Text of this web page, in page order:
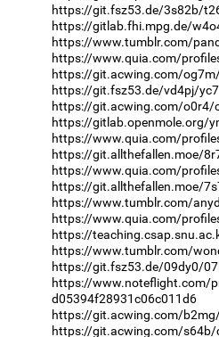
https://git.fsz53.de/3s82b/
https://gitlab.fhi.mpg.de/
https://www.tumblr.com/
https://www.quia.com/
https://git.acwing.com/
https://git.fsz53.de/vd4pj/
https://git.acwing.com/o0r4/
https://gitlab.openmole.org/
https://www.quia.com/
https://git.allthefallen.moe/
https://www.quia.com/
https://git.allthefallen.moe/
https://www.tumblr.com/
https://www.quia.com/
https://
https://www.tumblr.com/
https://git.fsz53.de/09dy0/
https://www.noteflight.com/
d05394f28931c06c011d6
https://git.acwing.com/
https://git.acwing.com/